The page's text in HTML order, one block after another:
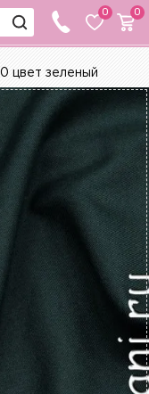
0 0
цвет зеленый